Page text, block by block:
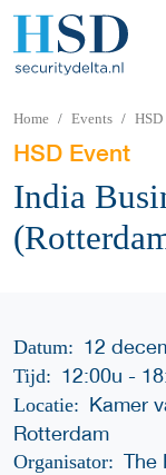
Home Events HSD
HSD Event
India
Datum: 12
Tijd: 12:00u-
Locatie: Kamer
Rotterdam
Organisator: The